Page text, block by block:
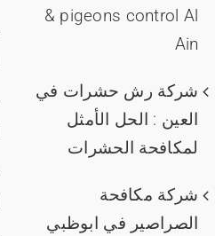
& pigeons control Al
Ain
شركة رش حشرات في
العين : الحل الأمثل
لمكافحة الحشرات
شركة مكافحة
الصراصير في ابوظبي